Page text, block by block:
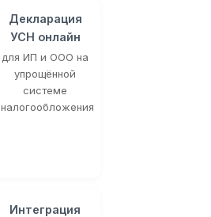
Декларация
УСН онлайн
для ИП и ООО на
упрощённой
системе
налогообложения
Интеграция